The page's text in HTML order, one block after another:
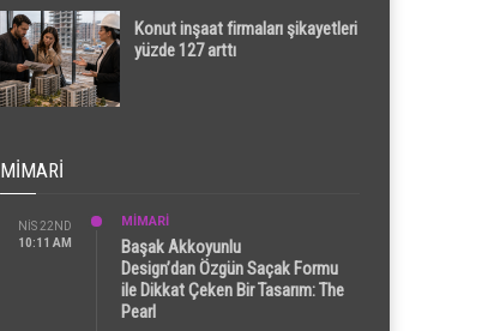
Konut inşaat firmaları şikayetleri
yüzde 127 arttı
MIMARI
NIS 22ND
10:11 AM
MİMARİ
Başak Akkoyunlu
Design’dan Özgün Saçak Formu
ile Dikkat Çeken Bir Tasarım: The
Pearl